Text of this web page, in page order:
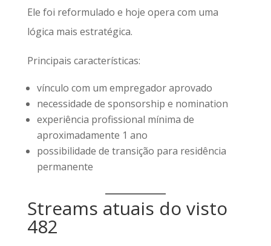
Ele foi reformulado e hoje opera com uma
lógica mais estratégica.
Principais características:
vínculo com um empregador aprovado
necessidade de sponsorship e nomination
experiência profissional mínima de
aproximadamente 1 ano
possibilidade de transição para residência
permanente
Streams atuais do visto
482